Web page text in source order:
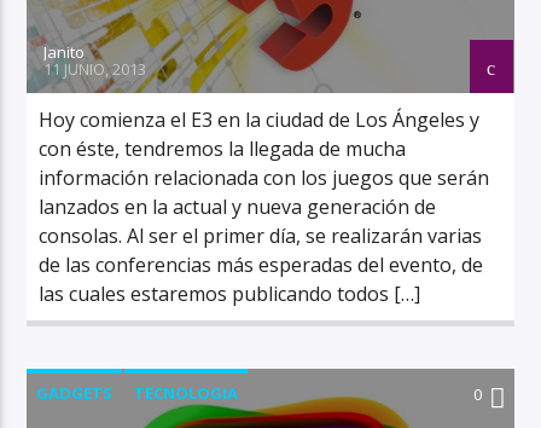
Janito
11 JUNIO, 2013
Hoy comienza el E3 en la ciudad de Los Ángeles y
con éste, tendremos la llegada de mucha
información relacionada con los juegos que serán
lanzados en la actual y nueva generación de
consolas. Al ser el primer día, se realizarán varias
de las conferencias más esperadas del evento, de
las cuales estaremos publicando todos […]
GADGETS TECNOLOGIA 0